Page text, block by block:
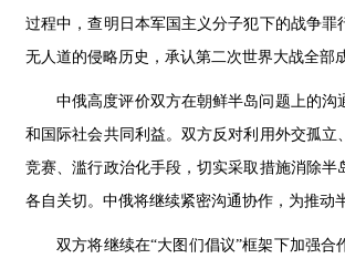
过程中，查明日本军国主义分子犯下的战争
无人道的侵略历史，承认第二次世界大战全部
中俄高度评价双方在朝鲜半岛问题上的
和国际社会共同利益。双方反对利用外交孤
竞赛、滥行政治化手段，切实采取措施消除
各自关切。中俄将继续紧密沟通协作，为推动
双方将继续在“大图们倡议”框架下加强